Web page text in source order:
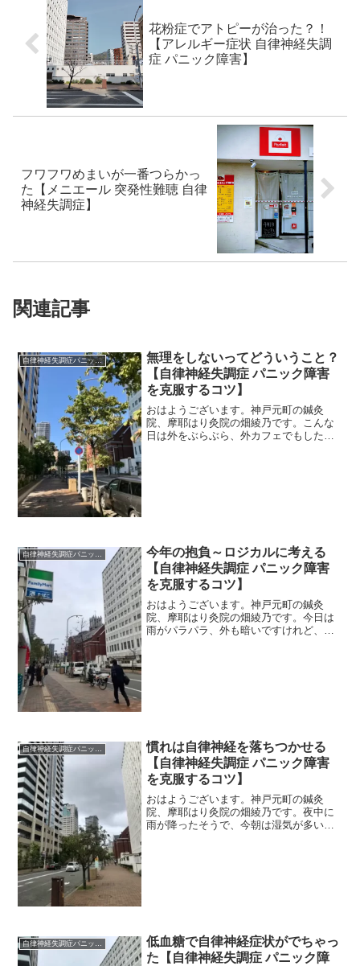
花粉症でアトピーが治った？！
【アレルギー症状 自律神経失調
症 パニック障害】
フワフワめまいが一番つらかっ
た【メニエール 突発性難聴 自律
神経失調症】
関連記事
自律神経失調症パニック障害
無理をしないってどういうこと？
【自律神経失調症 パニック障害
を克服するコツ】
おはようございます。神戸元町の鍼灸
院、摩耶はり灸院の畑綾乃です。こんな
日は外をぶらぶら、外カフェでもしたい
自律神経失調症パニック障害
今年の抱負～ロジカルに考える
【自律神経失調症 パニック障害
を克服するコツ】
おはようございます。神戸元町の鍼灸
院、摩耶はり灸院の畑綾乃です。今日は
雨がパラパラ、外も暗いですけれど、こ
自律神経失調症パニック障害
慣れは自律神経を落ちつかせる
【自律神経失調症 パニック障害
を克服するコツ】
おはようございます。神戸元町の鍼灸
院、摩耶はり灸院の畑綾乃です。夜中に
雨が降ったそうで、今朝は湿気が多いで
自律神経失調症パニック障害
低血糖で自律神経症状がでちゃっ
た【自律神経失調症 パニック障